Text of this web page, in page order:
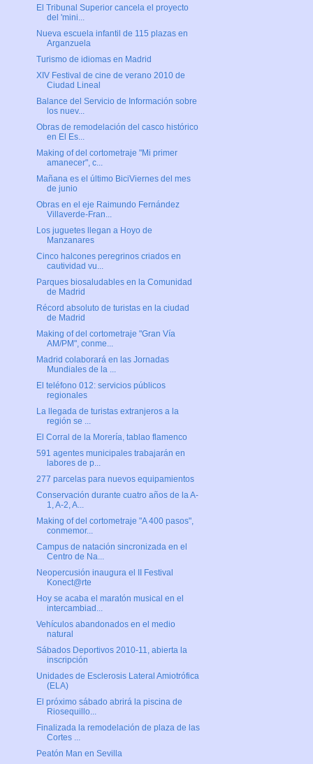
El Tribunal Superior cancela el proyecto
del 'mini...
Nueva escuela infantil de 115 plazas en
Arganzuela
Turismo de idiomas en Madrid
XIV Festival de cine de verano 2010 de
Ciudad Lineal
Balance del Servicio de Información sobre
los nuev...
Obras de remodelación del casco histórico
en El Es...
Making of del cortometraje "Mi primer
amanecer", c...
Mañana es el último BiciViernes del mes
de junio
Obras en el eje Raimundo Fernández
Villaverde-Fran...
Los juguetes llegan a Hoyo de
Manzanares
Cinco halcones peregrinos criados en
cautividad vu...
Parques biosaludables en la Comunidad
de Madrid
Récord absoluto de turistas en la ciudad
de Madrid
Making of del cortometraje "Gran Vía
AM/PM", conme...
Madrid colaborará en las Jornadas
Mundiales de la ...
El teléfono 012: servicios públicos
regionales
La llegada de turistas extranjeros a la
región se ...
El Corral de la Morería, tablao flamenco
591 agentes municipales trabajarán en
labores de p...
277 parcelas para nuevos equipamientos
Conservación durante cuatro años de la A-
1, A-2, A...
Making of del cortometraje "A 400 pasos",
conmemor...
Campus de natación sincronizada en el
Centro de Na...
Neopercusión inaugura el II Festival
Konect@rte
Hoy se acaba el maratón musical en el
intercambiad...
Vehículos abandonados en el medio
natural
Sábados Deportivos 2010-11, abierta la
inscripción
Unidades de Esclerosis Lateral Amiotrófica
(ELA)
El próximo sábado abrirá la piscina de
Riosequillo...
Finalizada la remodelación de plaza de las
Cortes ...
Peatón Man en Sevilla